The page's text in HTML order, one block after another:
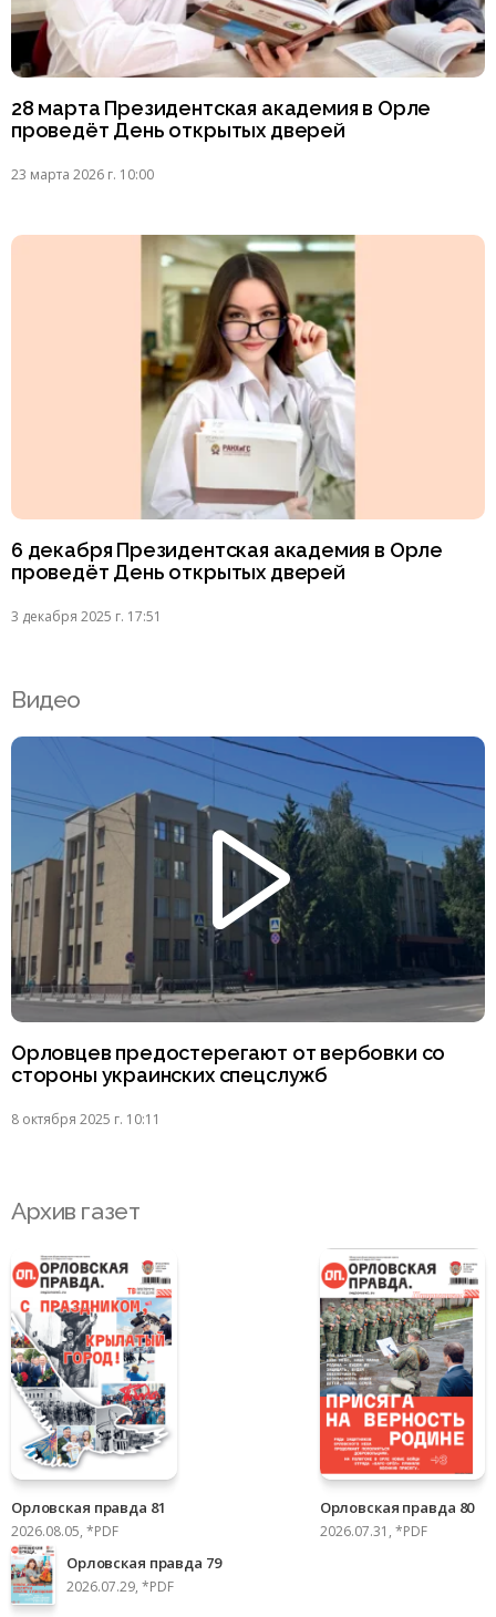
28 марта Президентская академия в Орле
проведёт День открытых дверей
23 марта 2026 г. 10:00
6 декабря Президентская академия в Орле
проведёт День открытых дверей
3 декабря 2025 г. 17:51
Видео
Орловцев предостерегают от вербовки со
стороны украинских спецслужб
8 октября 2025 г. 10:11
Архив газет
Орловская правда 81
2026.08.05, *PDF
Орловская правда 80
2026.07.31, *PDF
Орловская правда 79
2026.07.29, *PDF